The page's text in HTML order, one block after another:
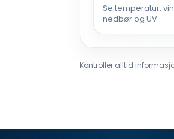
Se temperatur,
nedbør og UV.
Kontroller alltid